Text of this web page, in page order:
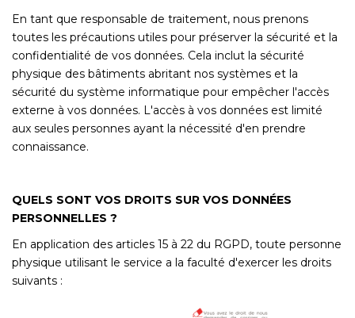
En tant que responsable de traitement, nous prenons
toutes les précautions utiles pour préserver la sécurité et la
confidentialité de vos données. Cela inclut la sécurité
physique des bâtiments abritant nos systèmes et la
sécurité du système informatique pour empêcher l'accès
externe à vos données. L'accès à vos données est limité
aux seules personnes ayant la nécessité d'en prendre
connaissance.
QUELS SONT VOS DROITS SUR VOS DONNÉES
PERSONNELLES ?
En application des articles 15 à 22 du RGPD, toute personne
physique utilisant le service a la faculté d'exercer les droits
suivants :